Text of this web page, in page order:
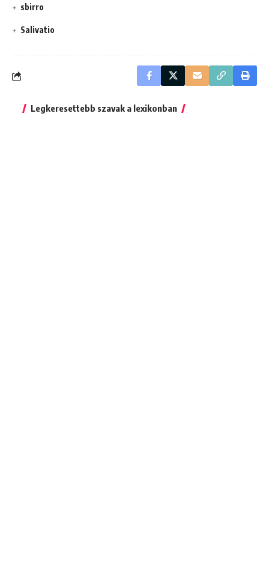
sbirro
Salivatio
Legkeresettebb szavak a lexikonban